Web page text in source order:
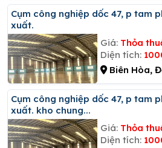
Cụm công nghiệp dốc 47, p tam phước. cho thuê sản
xuất.
Giá: Thỏa
Diện tích:
Biên Hòa,
Cụm công nghiệp dốc 47, p tam phước. cho thuê sản
xuất. kho chung...
Giá: Thỏa
Diện tích: